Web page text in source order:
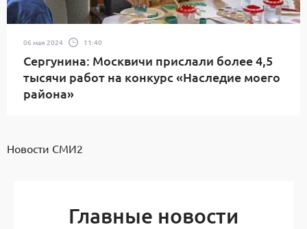
06 мая 2024 11:40
Сергунина: Москвичи прислали более 4,5
тысячи работ на конкурс «Наследие моего
района»
Новости СМИ2
Главные новости